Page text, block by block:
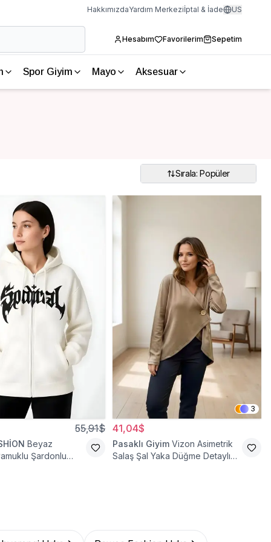
HakkımızdaYardım Merkeziİptal & İade US
Hesabım Favorilerim Sepetim
Spor Giyim Mayo Aksesuar
Sırala: Popüler
55,91$
Beyaz
Şardonlu
3
41,04$
Pasaklı Giyim Vizon Asimetrik
Salaş Şal Yaka Düğme Detaylı